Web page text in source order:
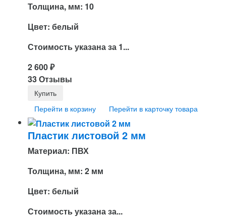
Толщина, мм: 10
Цвет: белый
Стоимость указана за 1...
2 600₽
33 Отзывы
Перейти в корзину Перейти в карточку товара
Пластик листовой 2 мм
Материал: ПВХ
Толщина, мм: 2 мм
Цвет: белый
Стоимость указана за...